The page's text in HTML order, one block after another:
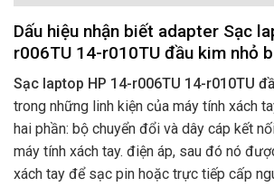
Dấu hiệu nhận biết adapter Sạc
r006TU 14-r010TU đầu kim nhỏ
Sạc laptop HP 14-r006TU 14-r010TU
trong những linh kiện của máy tính xách
hai phần: bộ chuyển đổi và dây cáp kết
máy tính xách tay. điện áp, sau đó nó
xách tay để sạc pin hoặc trực tiếp cấp